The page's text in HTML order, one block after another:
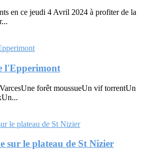
en ce jeudi 4 Avril 2024 à profiter de la
l'Epperimont
forêt moussueUn vif torrentUn
sur le plateau de St Nizier